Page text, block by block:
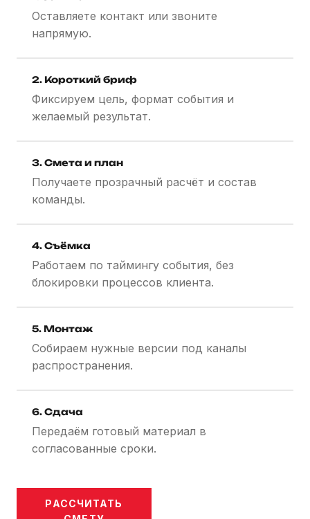
Оставляете контакт или звоните
напрямую.
2. Короткий бриф
Фиксируем цель, формат события и
желаемый результат.
3. Смета и план
Получаете прозрачный расчёт и состав
команды.
4. Съёмка
Работаем по таймингу события, без
блокировки процессов клиента.
5. Монтаж
Собираем нужные версии под каналы
распространения.
6. Сдача
Передаём готовый материал в
согласованные сроки.
РАССЧИТАТЬ